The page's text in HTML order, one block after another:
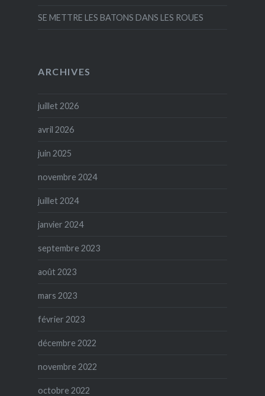
SE METTRE LES BATONS DANS LES ROUES
ARCHIVES
juillet 2026
avril 2026
juin 2025
novembre 2024
juillet 2024
janvier 2024
septembre 2023
août 2023
mars 2023
février 2023
décembre 2022
novembre 2022
octobre 2022